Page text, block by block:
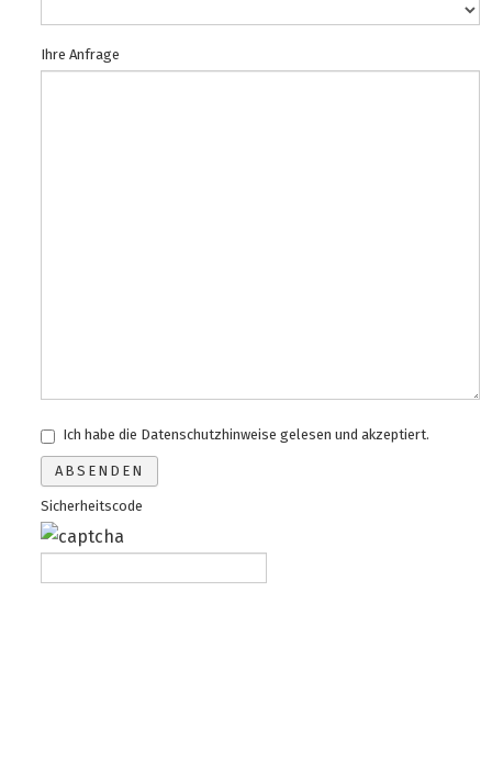
Ihre Anfrage
Ich habe die Datenschutzhinweise gelesen und akzeptiert.
ABSENDEN
Sicherheitscode